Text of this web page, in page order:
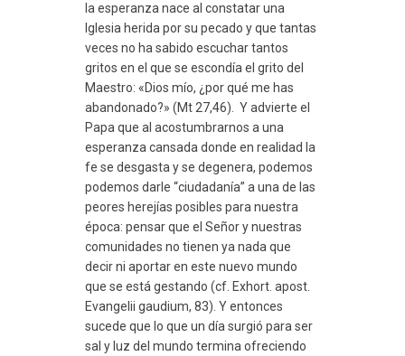
la esperanza nace al constatar una
Iglesia herida por su pecado y que tantas
veces no ha sabido escuchar tantos
gritos en el que se escondía el grito del
Maestro: «Dios mío, ¿por qué me has
abandonado?» (Mt 27,46). Y advierte el
Papa que al acostumbrarnos a una
esperanza cansada donde en realidad la
fe se desgasta y se degenera, podemos
podemos darle “ciudadanía” a una de las
peores herejías posibles para nuestra
época: pensar que el Señor y nuestras
comunidades no tienen ya nada que
decir ni aportar en este nuevo mundo
que se está gestando (cf. Exhort. apost.
Evangelii gaudium, 83). Y entonces
sucede que lo que un día surgió para ser
sal y luz del mundo termina ofreciendo